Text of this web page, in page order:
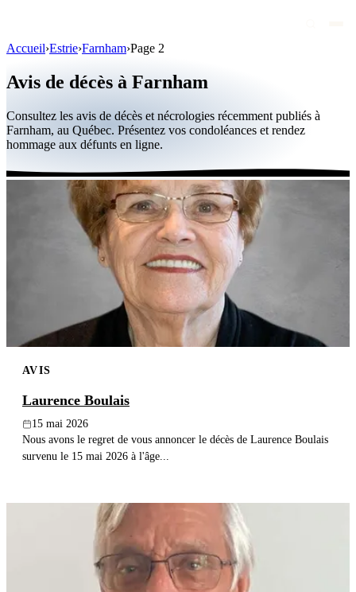
Personnalités publiques
Québec
Canada
International
Par région
Maisons funéraires
Blog
Recherche
Accueil›Estrie›Farnham›Page 2
Avis de décès à Farnham
Consultez les avis de décès et nécrologies récemment publiés à
Farnham, au Québec. Présentez vos condoléances et rendez
hommage aux défunts en ligne.
AVIS
Laurence Boulais
15 mai 2026
Nous avons le regret de vous annoncer le décès de Laurence Boulais
survenu le 15 mai 2026 à l'âge...